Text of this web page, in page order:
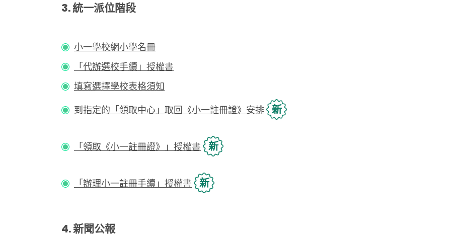
3. 統一派位階段
小一學校網小學名冊
「代辦選校手續」授權書
填寫選擇學校表格須知
到指定的「領取中心」取回《小一註冊證》安排 新
「領取《小一註冊證》」授權書 新
「辦理小一註冊手續」授權書 新
4. 新聞公報